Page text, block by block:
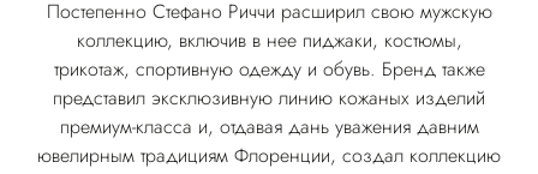
Постепенно Стефано Риччи расширил свою мужскую
коллекцию, включив в нее пиджаки, костюмы,
трикотаж, спортивную одежду и обувь. Бренд также
представил эксклюзивную линию кожаных изделий
премиум-класса и, отдавая дань уважения давним
ювелирным традициям Флоренции, создал коллекцию